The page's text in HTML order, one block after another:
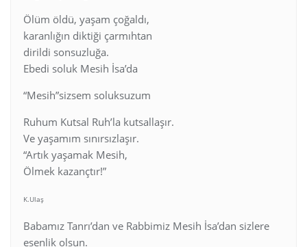
Ölüm öldü, yaşam çoğaldı,
karanlığın diktiği çarmıhtan
dirildi sonsuzluğa.
Ebedi soluk Mesih İsa’da
“Mesih”sizsem soluksuzum
Ruhum Kutsal Ruh’la kutsallaşır.
Ve yaşamım sınırsızlaşır.
“Artık yaşamak Mesih,
Ölmek kazançtır!”
K.Ulaş
Babamız Tanrı’dan ve Rabbimiz Mesih İsa’dan sizlere
esenlik olsun.